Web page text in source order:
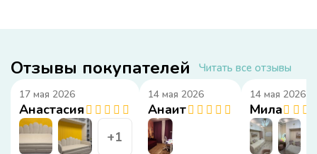
Отзывы покупателей Читать все отзывы
17 мая 2026
Анастасия
+1
14 мая 2026
Анаит
14 мая 2026
Мила